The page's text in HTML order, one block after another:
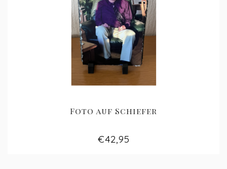
Foto auf Schiefer
€42,95